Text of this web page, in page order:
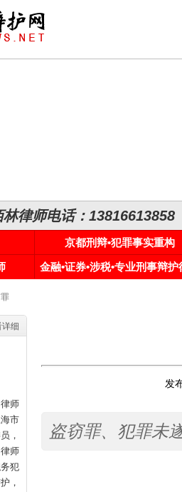
律师电话：13816613858
京都刑辩•犯罪事实重构
金融•证券•涉税•专业刑事辩护
详细
师
市
，
师
犯
，
发
盗窃罪、犯罪未